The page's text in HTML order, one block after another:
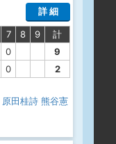
詳 細
7 8 9
計
0
9
0
2
原田桂詩 熊谷憲